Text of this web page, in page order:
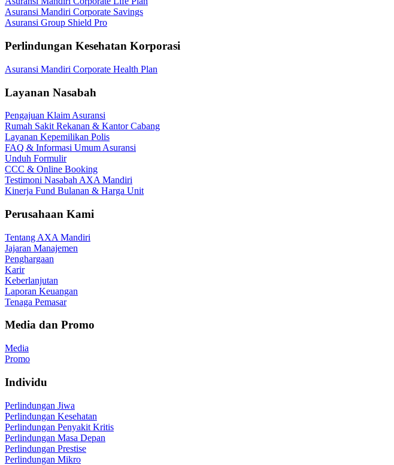
Asuransi Mandiri Corporate Savings
Asuransi Group Shield Pro
Perlindungan Kesehatan Korporasi
Asuransi Mandiri Corporate Health Plan
Layanan Nasabah
Pengajuan Klaim Asuransi
Rumah Sakit Rekanan & Kantor Cabang
Layanan Kepemilikan Polis
FAQ & Informasi Umum Asuransi
Unduh Formulir
CCC & Online Booking
Testimoni Nasabah AXA Mandiri
Kinerja Fund Bulanan & Harga Unit
Perusahaan Kami
Tentang AXA Mandiri
Jajaran Manajemen
Penghargaan
Karir
Keberlanjutan
Laporan Keuangan
Tenaga Pemasar
Media dan Promo
Media
Promo
Individu
Perlindungan Jiwa
Perlindungan Kesehatan
Perlindungan Penyakit Kritis
Perlindungan Masa Depan
Perlindungan Prestise
Perlindungan Mikro